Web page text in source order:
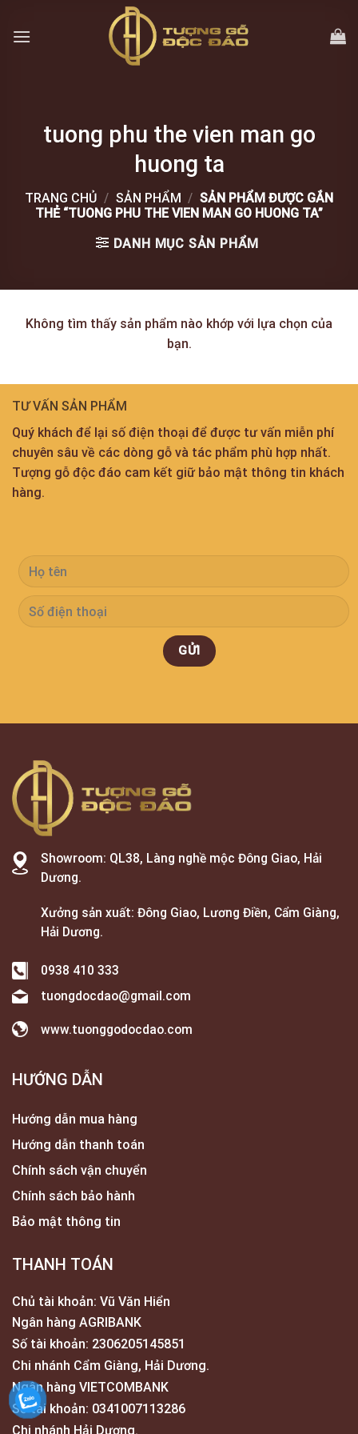
tuong phu the vien man go
huong ta
TRANG CHỦ / SẢN PHẨM / SẢN PHẨM ĐƯỢC GẮN
THẺ “TUONG PHU THE VIEN MAN GO HUONG TA”
DANH MỤC SẢN PHẨM
Không tìm thấy sản phẩm nào khớp với lựa chọn của
bạn.
TƯ VẤN SẢN PHẨM
Quý khách để lại số điện thoại để được tư vấn miễn phí
chuyên sâu về các dòng gỗ và tác phẩm phù hợp nhất.
Tượng gỗ độc đáo cam kết giữ bảo mật thông tin khách
hàng.
Showroom: QL38, Làng nghề mộc Đông Giao, Hải
Dương.
Xưởng sản xuất: Đông Giao, Lương Điền, Cẩm Giàng,
Hải Dương.
0938 410 333
tuongdocdao@gmail.com
www.tuonggodocdao.com
HƯỚNG DẪN
Hướng dẫn mua hàng
Hướng dẫn thanh toán
Chính sách vận chuyển
Chính sách bảo hành
Bảo mật thông tin
THANH TOÁN
Chủ tài khoản: Vũ Văn Hiển
Ngân hàng AGRIBANK
Số tài khoản: 2306205145851
Chi nhánh Cẩm Giàng, Hải Dương.
Ngân hàng VIETCOMBANK
Số tài khoản: 0341007113286
Chi nhánh Hải Dương.